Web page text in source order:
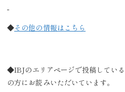
◆その他の情報はこちら
◆IBJのエリアページで投稿してい
の方にお読みいただいています。